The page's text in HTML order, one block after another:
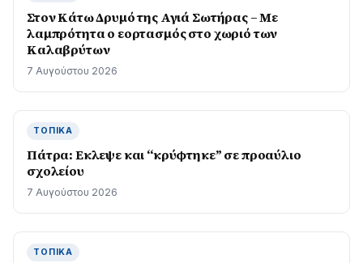
Στον Κάτω Δρυμό της Αγιά Σωτήρας – Με
λαμπρότητα ο εορτασμός στο χωριό των
Καλαβρύτων
7 Αυγούστου 2026
ΤΟΠΙΚΆ
Πάτρα: Εκλεψε και “κρύφτηκε” σε προαύλιο
σχολείου
7 Αυγούστου 2026
ΤΟΠΙΚΆ